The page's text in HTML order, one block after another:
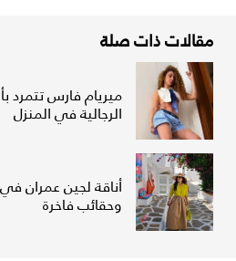
مقالات ذات صلة
ميريام فارس تتمرد
الرجالية في المنزل
أناقة لجين عمران
وحقائب فاخرة